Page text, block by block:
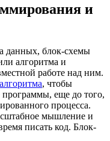
и
данных, блок-схемы
алгоритма и
работе над ним.
, чтобы
еще до того,
процесса.
мышление и
писать код. Блок-